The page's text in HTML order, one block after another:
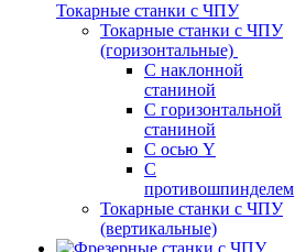
Токарные станки с ЧПУ
Токарные станки с ЧПУ
(горизонтальные)
С наклонной
станиной
С горизонтальной
станиной
С осью Y
С
противошпинделем
Токарные станки с ЧПУ
(вертикальные)